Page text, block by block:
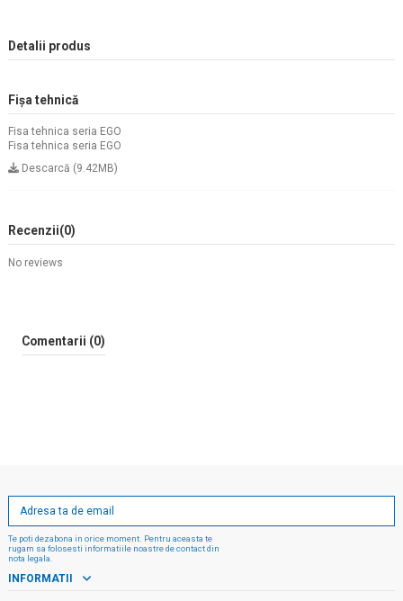
Detalii produs
Fișa tehnică
Fisa tehnica seria EGO
Fisa tehnica seria EGO
Descarcă (9.42MB)
Recenzii(0)
No reviews
Comentarii (0)
Te poti dezabona in orice moment. Pentru aceasta te
rugam sa folosesti informatiile noastre de contact din
nota legala.
INFORMATII